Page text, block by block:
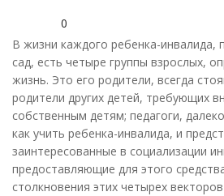
0
В жизни каждого ребенка-инвалида,
сад, есть четыре группы взрослых,
жизнь. Это его родители, всегда
родители других детей, требующих
собственным детям; педагоги,
как учить ребенка-инвалида, и
заинтересованные в социализации
предоставляющие для этого
столкновения этих четырех